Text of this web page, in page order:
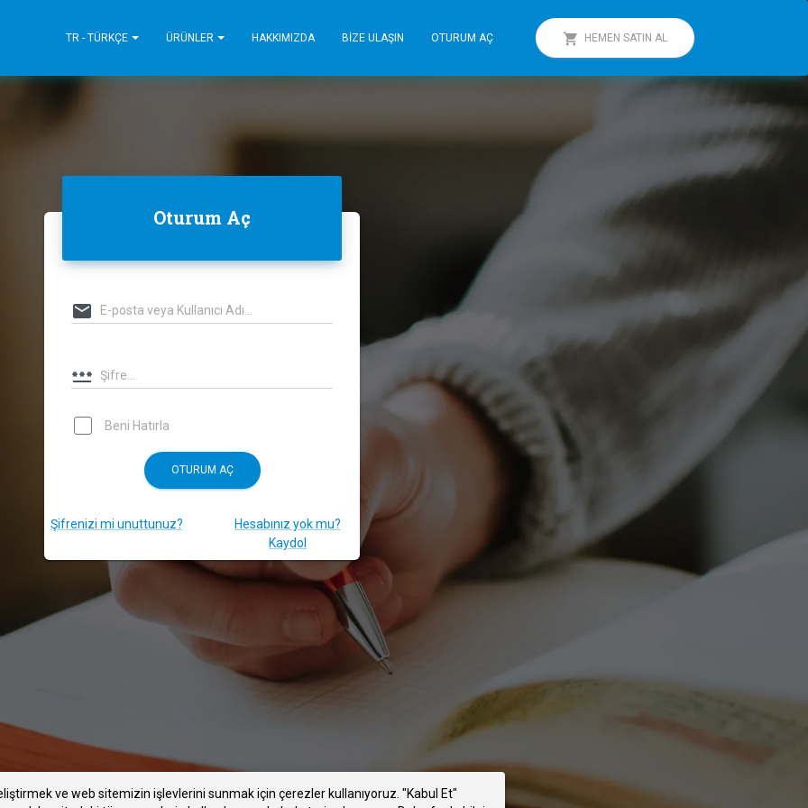
TR - TÜRKÇE ÜRÜNLER HAKKIMIZDA BIZE ULAŞIN OTURUM AÇ HEMEN SATIN AL
Oturum Aç
Beni Hatırla
OTURUM AÇ
Şifrenizi mi unuttunuz?
Hesabınız yok mu?
Kaydol
ve web sitemizin işlevlerini sunmak için çerezler kullanıyoruz. "Kabul Et"